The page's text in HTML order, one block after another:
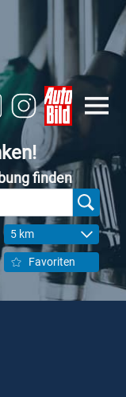
finden
5 km
Favoriten